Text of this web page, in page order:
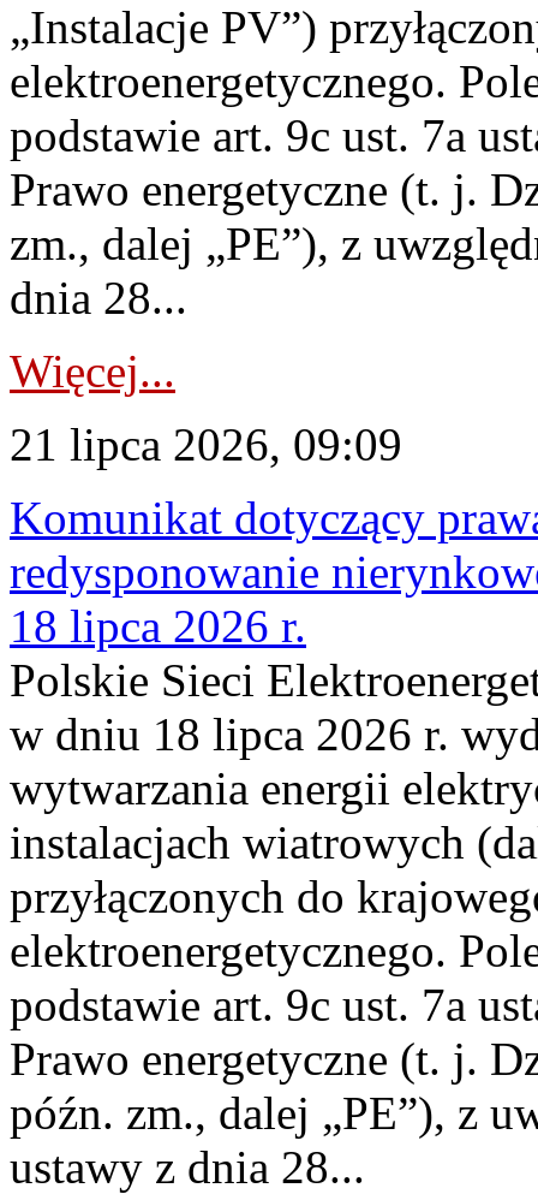
„Instalacje PV”)
elektroenergetycznego.
podstawie art. 9c ust. 7a
Prawo energetyczne (t. j.
zm., dalej „PE”), z
dnia 28...
Więcej...
21 lipca 2026, 09:09
Komunikat dotyczący
redysponowanie
18 lipca 2026 r.
Polskie Sieci
w dniu 18 lipca 2026 r.
wytwarzania energii
instalacjach wiatrowych
przyłączonych do
elektroenergetycznego.
podstawie art. 9c ust. 7a
Prawo energetyczne (t. j.
późn. zm., dalej „PE”), z
ustawy z dnia 28...